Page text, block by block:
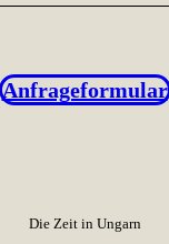
Anfrageformular
Die Zeit in Ungarn